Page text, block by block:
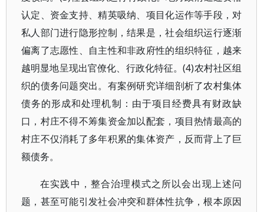
认定、资金支持、精英吸纳、项目化运作等手段，对
私人部门进行隐形控制，结果是，社会组织运行逐渐
偏离了志愿性、自主性和非政府性的组织特征，越来
越明显地呈现出官僚化、行政化特征。(4)农村社区组
织的债务问题突出。有案例研究详细剖析了农村集体
债务的形成和处理机制：由于项目经费具有财政缺
口，村庄不得不筹集资金加以配套，项目热情最高的
村庄不仅消耗了多年积累的集体资产，反而背上了巨
额债务。
在实践中，整合治理模式之所以会出现上述问
题，甚至可能引发社会冲突和群体性抗争，根本原因